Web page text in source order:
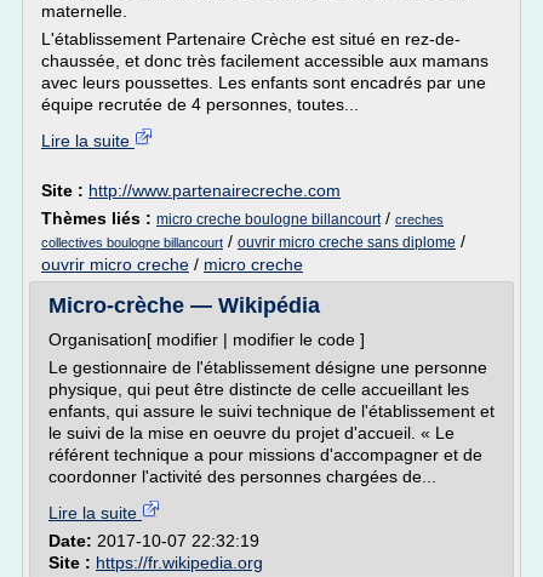
maternelle.
L'établissement Partenaire Crèche est situé en rez-de-
chaussée, et donc très facilement accessible aux mamans
avec leurs poussettes. Les enfants sont encadrés par une
équipe recrutée de 4 personnes, toutes...
Lire la suite
Site : http://www.partenairecreche.com
Thèmes liés : micro creche boulogne billancourt/ creches
collectives boulogne billancourt / ouvrir micro creche sans diplome /
ouvrir micro creche / micro creche
Micro-crèche — Wikipédia
Organisation[ modifier | modifier le code ]
Le gestionnaire de l'établissement désigne une personne
physique, qui peut être distincte de celle accueillant les
enfants, qui assure le suivi technique de l'établissement et
le suivi de la mise en oeuvre du projet d'accueil. « Le
référent technique a pour missions d'accompagner et de
coordonner l'activité des personnes chargées de...
Lire la suite
Date: 2017-10-07 22:32:19
Site : https://fr.wikipedia.org